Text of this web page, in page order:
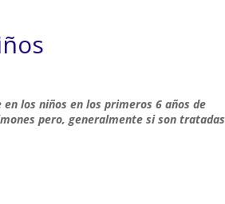
los niños en los primeros 6 años de
pero, generalmente si son tratadas